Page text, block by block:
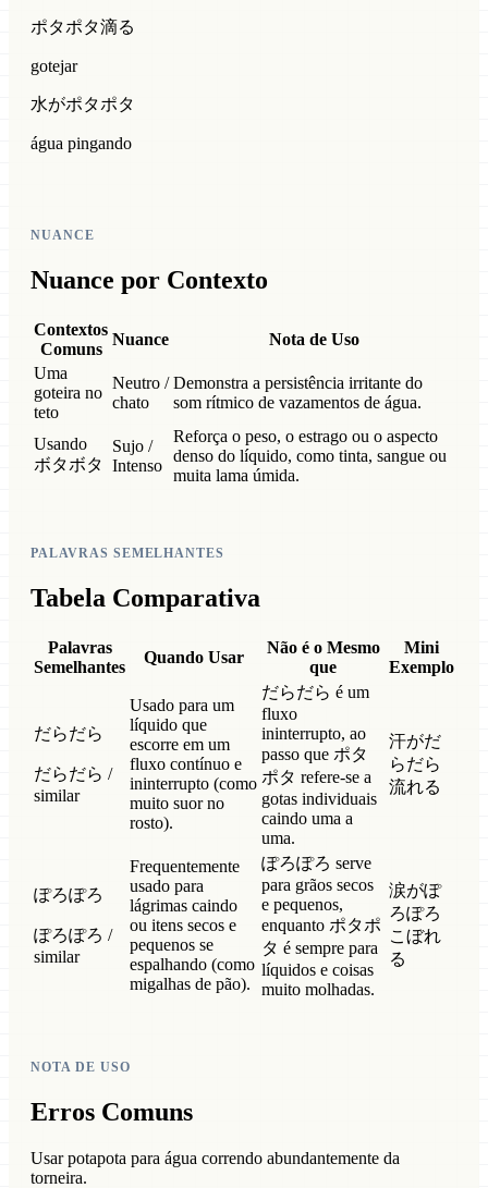
ポタポタ滴る
gotejar
水がポタポタ
água pingando
NUANCE
Nuance por Contexto
Contextos
Comuns
Nuance
Nota de Uso
Uma
goteira no
teto
Neutro /
chato
Demonstra a persistência irritante do
som rítmico de vazamentos de água.
Usando
ボタボタ
Sujo /
Intenso
Reforça o peso, o estrago ou o aspecto
denso do líquido, como tinta, sangue ou
muita lama úmida.
PALAVRAS SEMELHANTES
Tabela Comparativa
Palavras
Semelhantes
Quando Usar
Não é o Mesmo
que
Mini
Exemplo
だらだら
だらだら /
similar
Usado para um
líquido que
escorre em um
fluxo contínuo e
ininterrupto (como
muito suor no
rosto).
だらだら é um
fluxo
ininterrupto, ao
passo que ポタ
ポタ refere-se a
gotas individuais
caindo uma a
uma.
汗がだ
らだら
流れる
ぽろぽろ
ぽろぽろ /
similar
Frequentemente
usado para
lágrimas caindo
ou itens secos e
pequenos se
espalhando (como
migalhas de pão).
ぽろぽろ serve
para grãos secos
e pequenos,
enquanto ポタポ
タ é sempre para
líquidos e coisas
muito molhadas.
涙がぽ
ろぽろ
こぼれ
る
NOTA DE USO
Erros Comuns
Usar potapota para água correndo abundantemente da
torneira.